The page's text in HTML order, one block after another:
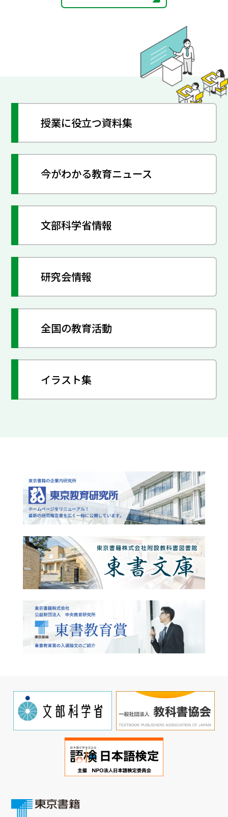
授業に役立つ資料集
今がわかる教育ニュース
文部科学省情報
研究会情報
全国の教育活動
イラスト集